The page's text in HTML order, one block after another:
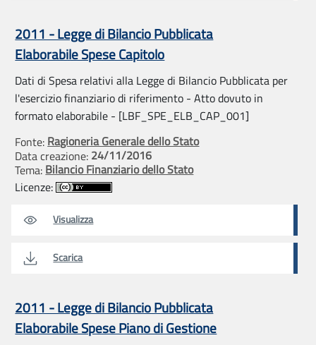
2011 - Legge di Bilancio Pubblicata
Elaborabile Spese Capitolo
Dati di Spesa relativi alla Legge di Bilancio Pubblicata per
l'esercizio finanziario di riferimento - Atto dovuto in
formato elaborabile - [LBF_SPE_ELB_CAP_001]
Fonte: Ragioneria Generale dello Stato
Data creazione: 24/11/2016
Tema: Bilancio Finanziario dello Stato
Licenze:
Visualizza
Scarica
2011 - Legge di Bilancio Pubblicata
Elaborabile Spese Piano di Gestione